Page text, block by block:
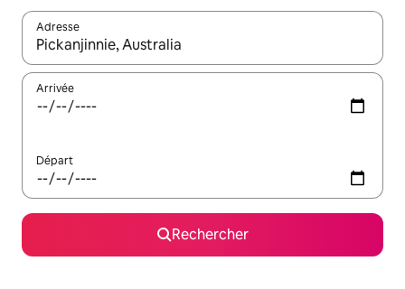
Adresse
Lorsque les résultats s'affichent, utilisez les flèches vers le
Arrivée
Départ
Rechercher